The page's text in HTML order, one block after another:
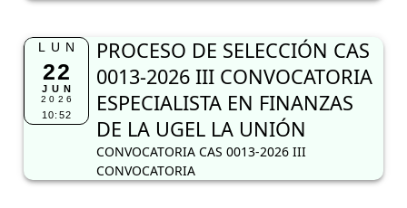
LUN
22
JUN
2026
10:52
PROCESO DE SELECCIÓN CAS
0013-2026 III CONVOCATORIA
ESPECIALISTA EN FINANZAS
DE LA UGEL LA UNIÓN
CONVOCATORIA CAS 0013-2026 III
CONVOCATORIA